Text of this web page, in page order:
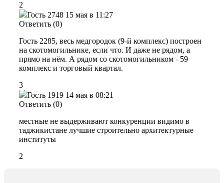
2
Гость 2748 15 мая в 11:27
Ответить (0)
Гость 2285, весь медгородок (9-й комплекс) построен
на скотомогильнике, если что. И даже не рядом, а
прямо на нём. А рядом со скотомогильником - 59
комплекс и торговый квартал.
3
Гость 1919 14 мая в 08:21
Ответить (0)
местные не выдерживают конкуренции видимо в
таджикистане лучшие строительно архитектурные
институты
2